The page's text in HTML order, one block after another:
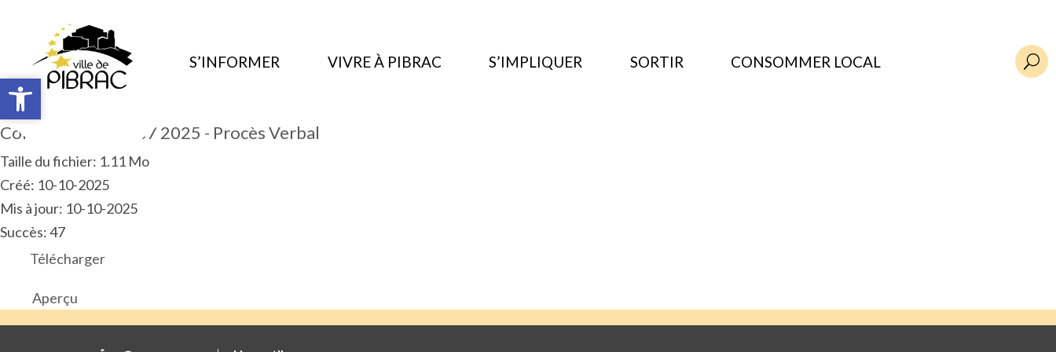
Ouvrir la barre d’outils
S’INFORMER VIVRE À PIBRAC S’IMPLIQUER SORTIR CONSOMMER LOCAL U
Conseil municipal 07 2025 - Procès Verbal
Taille du fichier: 1.11 Mo
Créé: 10-10-2025
Mis à jour: 10-10-2025
Succès: 47
Télécharger
Aperçu
Ouvrir la barre d’outils